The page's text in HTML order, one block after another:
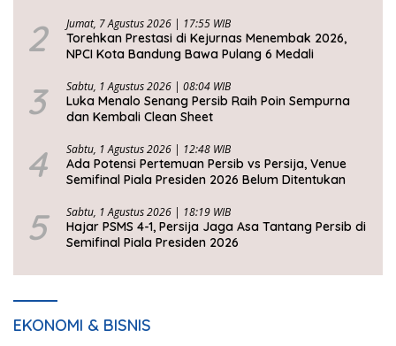
2 Jumat, 7 Agustus 2026 | 17:55 WIB
Torehkan Prestasi di Kejurnas Menembak 2026,
NPCI Kota Bandung Bawa Pulang 6 Medali
3 Sabtu, 1 Agustus 2026 | 08:04 WIB
Luka Menalo Senang Persib Raih Poin Sempurna
dan Kembali Clean Sheet
4 Sabtu, 1 Agustus 2026 | 12:48 WIB
Ada Potensi Pertemuan Persib vs Persija, Venue
Semifinal Piala Presiden 2026 Belum Ditentukan
5 Sabtu, 1 Agustus 2026 | 18:19 WIB
Hajar PSMS 4-1, Persija Jaga Asa Tantang Persib di
Semifinal Piala Presiden 2026
EKONOMI & BISNIS